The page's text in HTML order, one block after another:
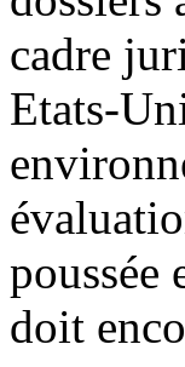
cadre
Etats-
poussée
doit